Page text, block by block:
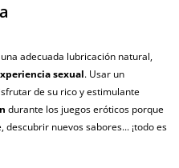
y sin distintivos
7 de agosto (fecha estimada)
adecuada lubricación natural,
sexual. Usar un
de su rico y estimulante
durante los juegos eróticos porque
nuevos sabores... ¡todo es